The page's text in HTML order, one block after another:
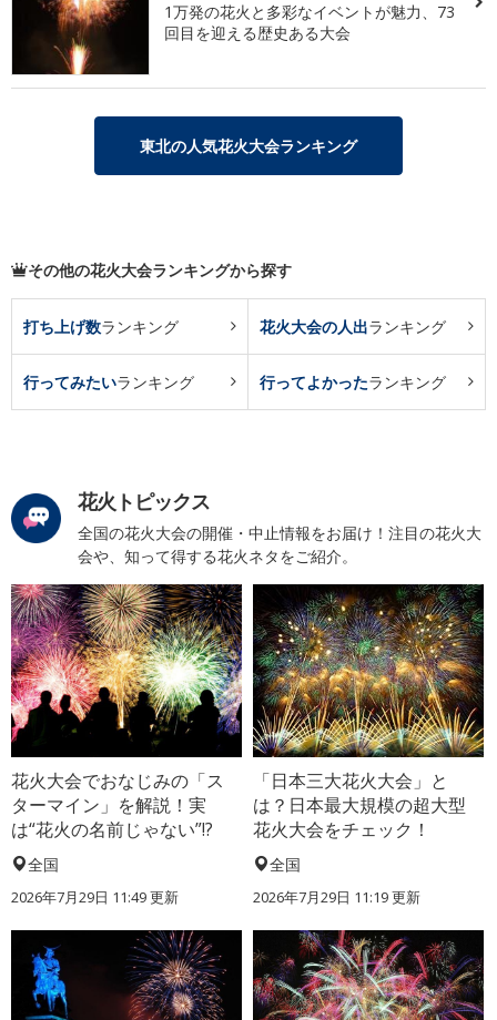
1万発の花火と多彩なイベントが魅力、73
回目を迎える歴史ある大会
東北の人気花火大会ランキング
その他の花火大会ランキングから探す
打ち上げ数ランキング 花火大会の人出ランキング
行ってみたいランキング 行ってよかったランキング
花火トピックス
全国の花火大会の開催・中止情報をお届け！注目の花火大
会や、知って得する花火ネタをご紹介。
花火大会でおなじみの「ス
ターマイン」を解説！実
は“花火の名前じゃない”!?
全国
2026年7月29日 11:49 更新
「日本三大花火大会」と
は？日本最大規模の超大型
花火大会をチェック！
全国
2026年7月29日 11:19 更新